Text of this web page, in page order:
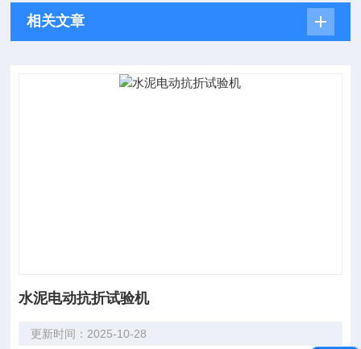
相关文章
水泥电动抗折试验机
更新时间：2025-10-28